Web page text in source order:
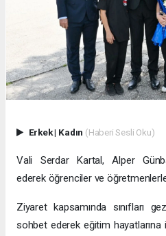
Erkek| Kadın (Haberi Sesli Oku)
Vali Serdar Kartal, Alper
ederek öğrenciler ve
Ziyaret kapsamında sınıfları
sohbet ederek eğitim